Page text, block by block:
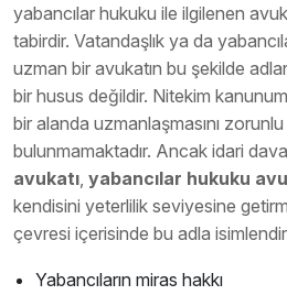
yabancılar hukuku ile ilgilenen
tabirdir. Vatandaşlık ya da
uzman bir avukatın bu şekilde
bir husus değildir. Nitekim
bir alanda uzmanlaşmasını
bulunmamaktadır. Ancak idari dava
avukatı yabancılar hukuku
kendisini yeterlilik seviyesine
çevresi içerisinde bu adla
Yabancıların miras hakkı